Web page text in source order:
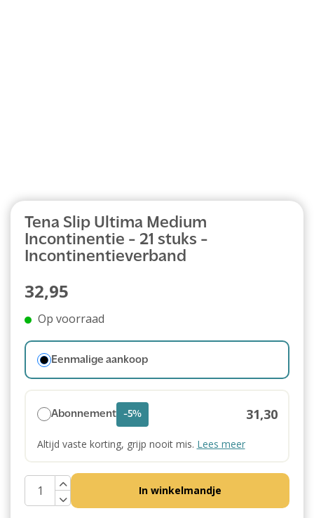
Tena Slip Ultima Medium
Incontinentie - 21 stuks -
Incontinentieverband
32,95
Op voorraad
Eenmalige aankoop
Abonnement -5% 31,30
Altijd vaste korting, grijp nooit mis. Lees meer
In winkelmandje